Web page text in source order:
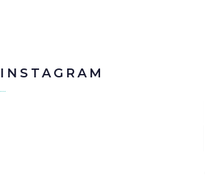
INSTAGRAM
…